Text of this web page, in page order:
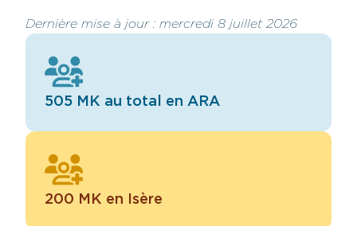
Dernière mise à jour : mercredi 8 juillet 2026
505 MK au total en ARA
200 MK en Isère